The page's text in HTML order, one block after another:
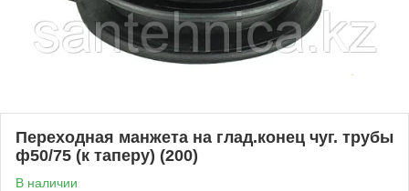
Переходная манжета на глад.конец чуг. трубы
ф50/75 (к таперу) (200)
В наличии